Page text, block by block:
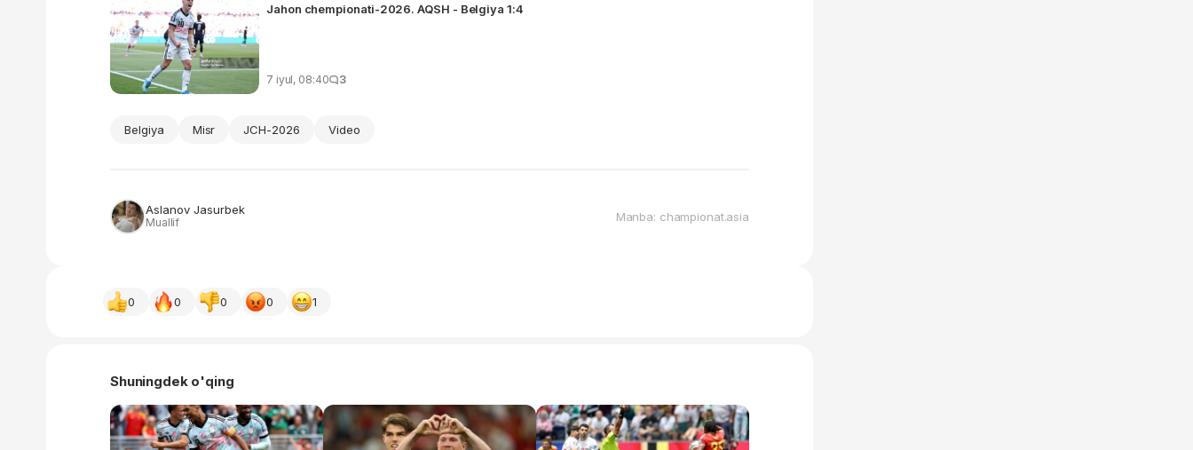
Jahon chempionati-2026. AQSH - Belgiya 1:4
7 iyul, 08:40 3
Belgiya Misr JCH-2026 Video
Aslanov Jasurbek
Muallif Manba: championat.asia
0 0 0 0 1
Shuningdek o'qing